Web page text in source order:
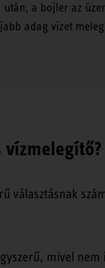
után, a bojler az
adag vizet
választásnak
mivel nem